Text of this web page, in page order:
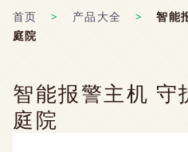
首页 > 产品大全 >
智能
庭院
智能报警主机 守
庭院